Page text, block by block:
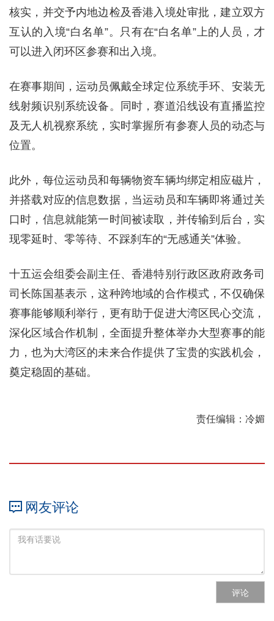
核实，并交予内地边检及香港入境处审批，建立双方
互认的入境“白名单”。只有在“白名单”上的人员，才
可以进入闭环区参赛和出入境。
在赛事期间，运动员佩戴全球定位系统手环、安装无
线射频识别系统设备。同时，赛道沿线设有直播监控
及无人机视察系统，实时掌握所有参赛人员的动态与
位置。
此外，每位运动员和每辆物资车辆均绑定相应磁片，
并搭载对应的信息数据，当运动员和车辆即将通过关
口时，信息就能第一时间被读取，并传输到后台，实
现零延时、零等待、不踩刹车的“无感通关”体验。
十五运会组委会副主任、香港特别行政区政府政务司
司长陈国基表示，这种跨地域的合作模式，不仅确保
赛事能够顺利举行，更有助于促进大湾区民心交流，
深化区域合作机制，全面提升整体举办大型赛事的能
力，也为大湾区的未来合作提供了宝贵的实践机会，
奠定稳固的基础。
责任编辑：冷媚
网友评论
评论